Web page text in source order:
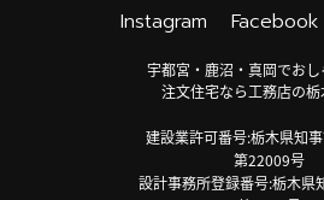
Instagram Facebook
宇都宮・鹿沼・真岡でお
注文住宅なら工務店の
建設業許可番号:栃木県知
第22009号
設計事務所登録番号:栃木県